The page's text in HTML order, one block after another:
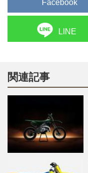
Facebook
LINE
関連記事